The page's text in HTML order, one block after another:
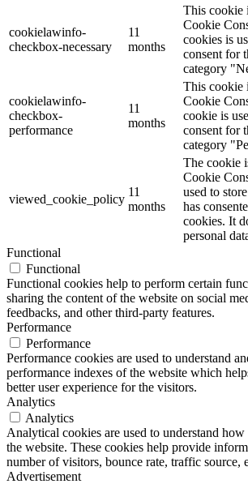
cookielawinfo-
checkbox-necessary
11
months
This cookie
Cookie
cookies is
consent for
category
cookielawinfo-
checkbox-
performance
11
months
This cookie
Cookie
cookie is
consent for
category
viewed_cookie_policy
11
months
The cookie
Cookie
used to
has
cookies. It
personal
Functional
Functional
Functional cookies help to perform certain
sharing the content of the website on social
feedbacks, and other third-party features.
Performance
Performance
Performance cookies are used to understand
performance indexes of the website which
better user experience for the visitors.
Analytics
Analytics
Analytical cookies are used to understand
the website. These cookies help provide
number of visitors, bounce rate, traffic source,
Advertisement